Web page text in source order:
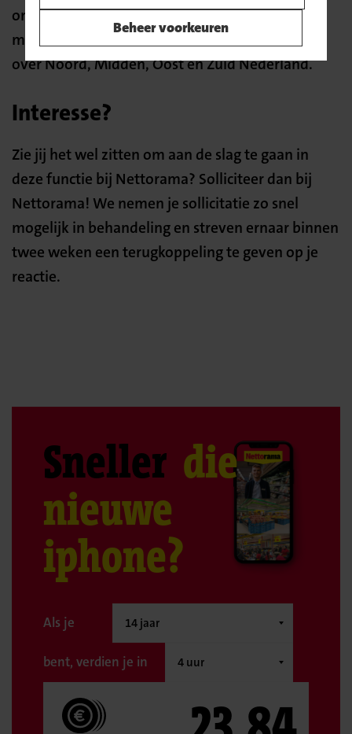
Beheer voorkeuren
ontstaat een A-merkdiscounter met circa 6.800
medewerkers en ruim 80 vestigingen verspreid
over Noord, Midden, Oost en Zuid Nederland.
Interesse?
Zie jij het wel zitten om aan de slag te gaan in
deze functie bij Nettorama? Solliciteer dan bij
Nettorama! We nemen je sollicitatie zo snel
mogelijk in behandeling en streven ernaar binnen
twee weken een terugkoppeling te geven op je
reactie.
Sneller die
nieuwe
iphone?
Als je
bent, verdien je in